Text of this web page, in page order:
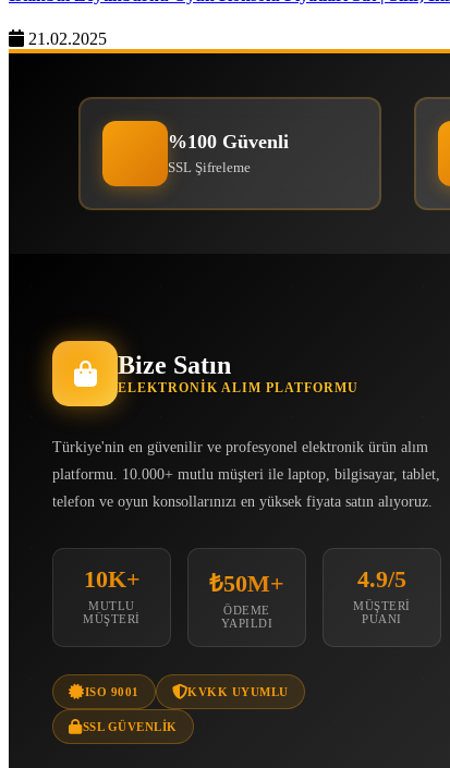
21.02.2025
%100 Güvenli
SSL Şifreleme
Bize Satın
ELEKTRONIK ALIM PLATFORMU
Türkiye'nin en güvenilir ve profesyonel elektronik ürün alım
platformu. 10.000+ mutlu müşteri ile laptop, bilgisayar, tablet,
telefon ve oyun konsollarınızı en yüksek fiyata satın alıyoruz.
10K+
MUTLU
MÜŞTERI
₺50M+
ÖDEME
YAPILDI
4.9/5
MÜŞTERI
PUANI
ISO 9001 KVKK UYUMLU
SSL GÜVENLIK